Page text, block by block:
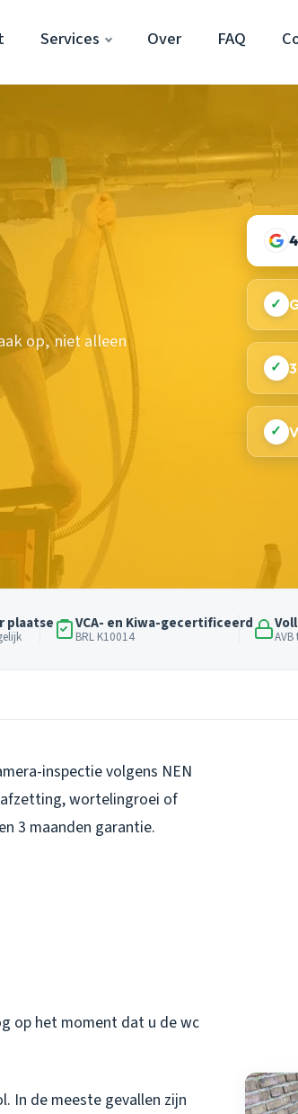
Services Over FAQ
op, niet alleen
✓
✓
✓
plaatse VCA- en Kiwa-gecertificeerd
BRL K10014
inspectie volgens NEN
wortelingroei of
3 maanden garantie.
op het moment dat u de wc
In de meeste gevallen zijn